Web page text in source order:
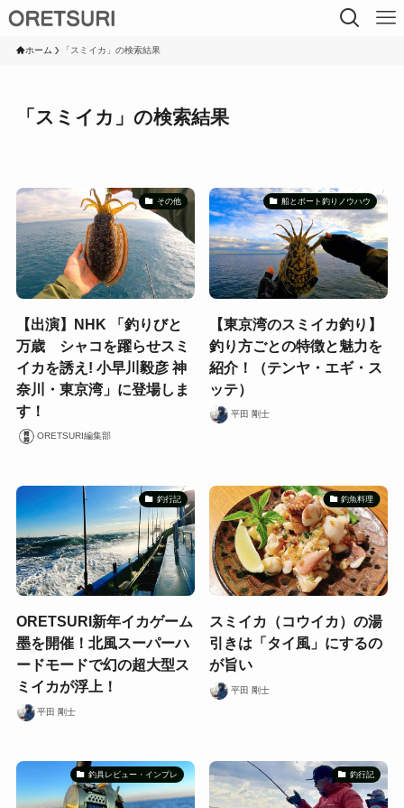
ホーム 「スミイカ」の検索結果
「スミイカ」の検索結果
その他
【出演】NHK 「釣りびと
万歳 シャコを躍らせスミ
イカを誘え! 小早川毅彦 神
奈川・東京湾」に登場しま
す！
ORETSURI編集部
船とボート釣りノウハウ
【東京湾のスミイカ釣り】
釣り方ごとの特徴と魅力を
紹介！（テンヤ・エギ・ス
ッテ）
平田 剛士
釣行記
ORETSURI新年イカゲーム
墨を開催！北風スーパーハ
ードモードで幻の超大型ス
ミイカが浮上！
平田 剛士
釣魚料理
スミイカ（コウイカ）の湯
引きは「タイ風」にするの
が旨い
平田 剛士
釣具レビュー・インプレ 釣行記